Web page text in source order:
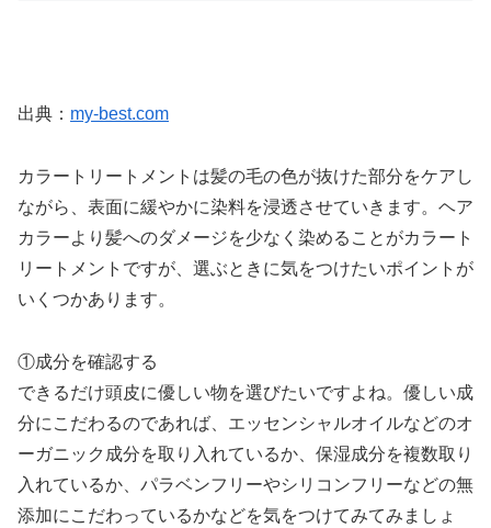
出典： my-best.com
カラートリートメントは髪の毛の色が抜けた部分をケアし
ながら、表面に緩やかに染料を浸透させていきます。ヘア
カラーより髪へのダメージを少なく染めることがカラート
リートメントですが、選ぶときに気をつけたいポイントが
いくつかあります。
①成分を確認する
できるだけ頭皮に優しい物を選びたいですよね。優しい成
分にこだわるのであれば、エッセンシャルオイルなどのオ
ーガニック成分を取り入れているか、保湿成分を複数取り
入れているか、パラベンフリーやシリコンフリーなどの無
添加にこだわっているかなどを気をつけてみてみましょ